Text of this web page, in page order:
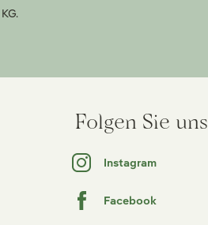
Folgen Sie uns
Instagram
Facebook